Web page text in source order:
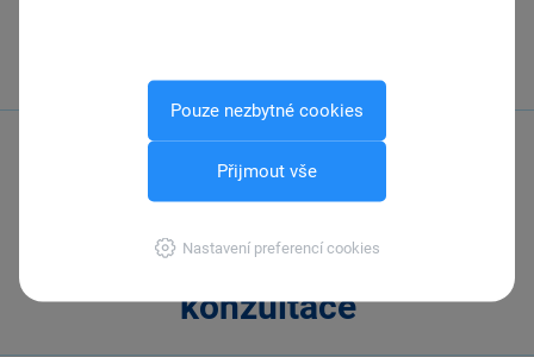
Pouze nezbytné cookies
Přijmout vše
Nastavení preferencí cookies
konzultace